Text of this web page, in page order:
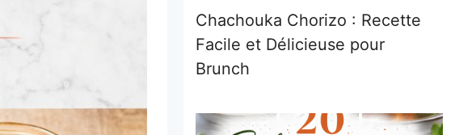
Chachouka Chorizo : Recette
Facile et Délicieuse pour
Brunch